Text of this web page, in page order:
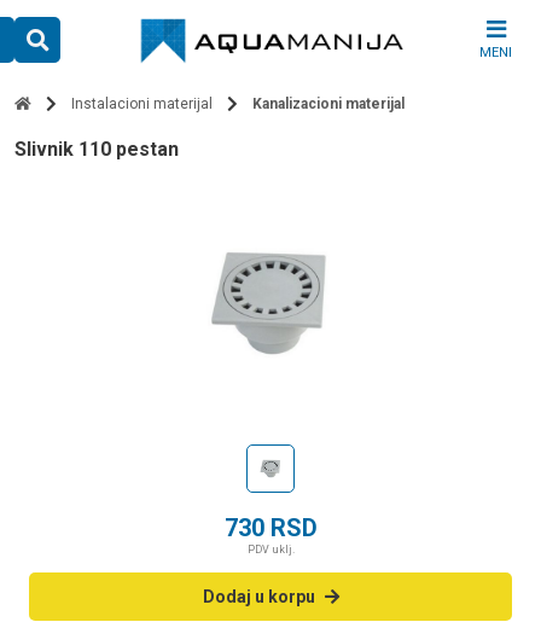
content
MENI
Instalacioni materijal Kanalizacioni materijal
slivnik 110 pestan
730 RSD
PDV uklj.
Dodaj u korpu